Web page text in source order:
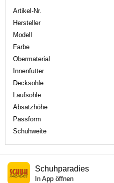
Artikel-Nr.
Hersteller
Modell
Farbe
Obermaterial
Innenfutter
Decksohle
Laufsohle
Absatzhöhe
Passform
Schuhweite
Schuhparadies
In App öffnen